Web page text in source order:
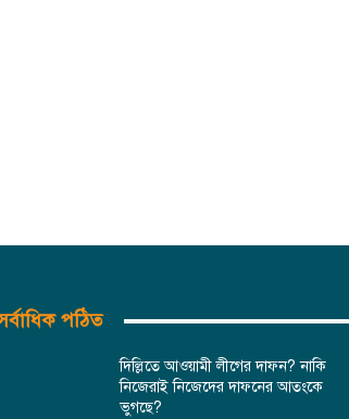
পঠিত
দিল্লিতে আওয়ামী লীগের দাফন? নাকি
নিজেরাই নিজেদের দাফনের আতংকে
ভুগছে?